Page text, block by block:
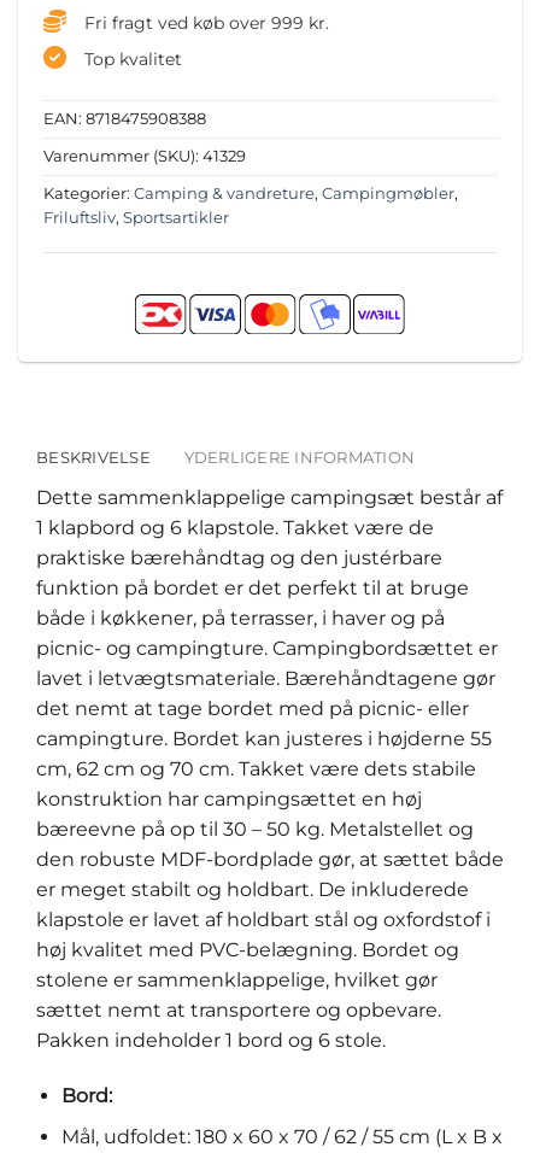
Fri fragt ved køb over 999 kr.
Top kvalitet
EAN: 8718475908388
Varenummer (SKU): 41329
Kategorier: Camping & vandreture, Campingmøbler,
Friluftsliv, Sportsartikler
BESKRIVELSE YDERLIGERE INFORMATION
Dette sammenklappelige campingsæt består af
1 klapbord og 6 klapstole. Takket være de
praktiske bærehåndtag og den justérbare
funktion på bordet er det perfekt til at bruge
både i køkkener, på terrasser, i haver og på
picnic- og campingture. Campingbordsættet er
lavet i letvægtsmateriale. Bærehåndtagene gør
det nemt at tage bordet med på picnic- eller
campingture. Bordet kan justeres i højderne 55
cm, 62 cm og 70 cm. Takket være dets stabile
konstruktion har campingsættet en høj
bæreevne på op til 30 – 50 kg. Metalstellet og
den robuste MDF-bordplade gør, at sættet både
er meget stabilt og holdbart. De inkluderede
klapstole er lavet af holdbart stål og oxfordstof i
høj kvalitet med PVC-belægning. Bordet og
stolene er sammenklappelige, hvilket gør
sættet nemt at transportere og opbevare.
Pakken indeholder 1 bord og 6 stole.
Bord:
Mål, udfoldet: 180 x 60 x 70 / 62 / 55 cm (L x B x